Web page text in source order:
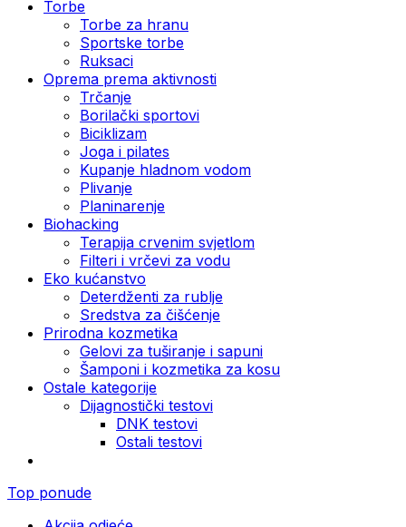
Torbe
Torbe za hranu
Sportske torbe
Ruksaci
Oprema prema aktivnosti
Trčanje
Borilački sportovi
Biciklizam
Joga i pilates
Kupanje hladnom vodom
Plivanje
Planinarenje
Biohacking
Terapija crvenim svjetlom
Filteri i vrčevi za vodu
Eko kućanstvo
Deterdženti za rublje
Sredstva za čišćenje
Prirodna kozmetika
Gelovi za tuširanje i sapuni
Šamponi i kozmetika za kosu
Ostale kategorije
Dijagnostički testovi
DNK testovi
Ostali testovi
Top ponude